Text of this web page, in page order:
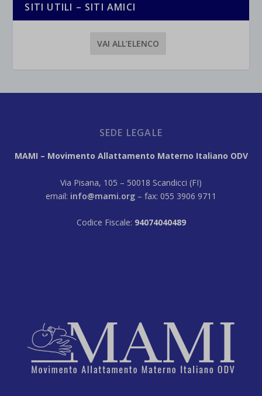
SITI UTILI – SITI AMICI
VAI ALL’ELENCO
SEDE LEGALE
MAMI – Movimento Allattamento Materno Italiano ODV
Via Pisana, 105 – 50018 Scandicci (FI)
email: info@mami.org – fax: 055 3906 9711
Codice Fiscale: 94074040489